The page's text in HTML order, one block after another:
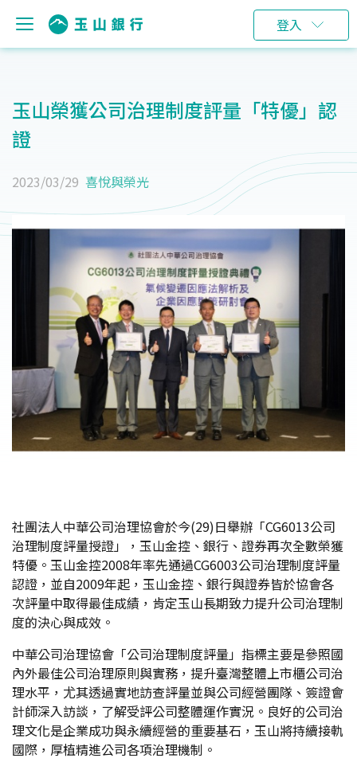
登入
玉山榮獲公司治理制度評量「特優」認
證
2023/03/29 喜悅與榮光
社團法人中華公司治理協會於今(29)日舉辦「CG6013公司
治理制度評量授證」，玉山金控、銀行、證券再次全數榮獲
特優。玉山金控2008年率先通過CG6003公司治理制度評量
認證，並自2009年起，玉山金控、銀行與證券皆於協會各
次評量中取得最佳成績，肯定玉山長期致力提升公司治理制
度的決心與成效。
中華公司治理協會「公司治理制度評量」指標主要是參照國
內外最佳公司治理原則與實務，提升臺灣整體上市櫃公司治
理水平，尤其透過實地訪查評量並與公司經營團隊、簽證會
計師深入訪談，了解受評公司整體運作實況。良好的公司治
理文化是企業成功與永續經營的重要基石，玉山將持續接軌
國際，厚植精進公司各項治理機制。